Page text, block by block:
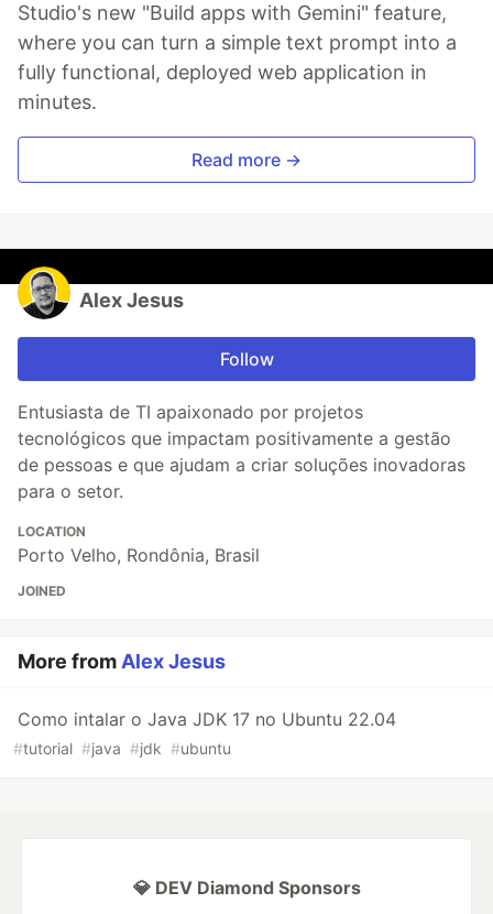
Studio's new "Build apps with Gemini" feature,
where you can turn a simple text prompt into a
fully functional, deployed web application in
minutes.
Read more →
Alex Jesus
Follow
Entusiasta de TI apaixonado por projetos
tecnológicos que impactam positivamente a gestão
de pessoas e que ajudam a criar soluções inovadoras
para o setor.
LOCATION
Porto Velho, Rondônia, Brasil
JOINED
More from Alex Jesus
Como intalar o Java JDK 17 no Ubuntu 22.04
#tutorial #java #jdk #ubuntu
💎 DEV Diamond Sponsors